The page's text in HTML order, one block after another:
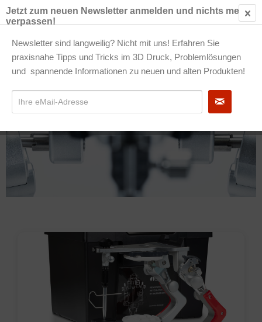
€
Artikulatoren
Jetzt zum neuen Newsletter anmelden und nichts mehr
verpassen!
Newsletter sind langweilig? Nicht mit uns! Erfahren Sie
praxisnahe Tipps und Tricks im 3D Druck, Problemlösungen
und spannende Informationen zu neuen und alten Produkten!